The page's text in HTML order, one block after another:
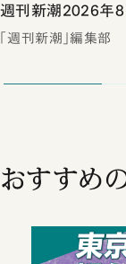
週刊新潮2026年8
「週刊新潮」編集部
おすすめ